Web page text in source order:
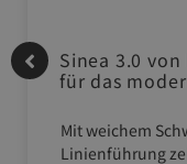
Sinea 3.0
für das
Mit weichem
Linienführung